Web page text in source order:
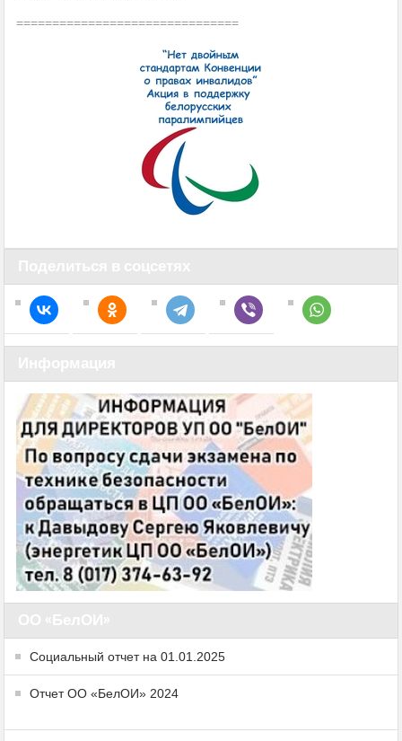
===============================
Социальный отчет на 01.01.2025
Отчет ОО «БелОИ» 2024